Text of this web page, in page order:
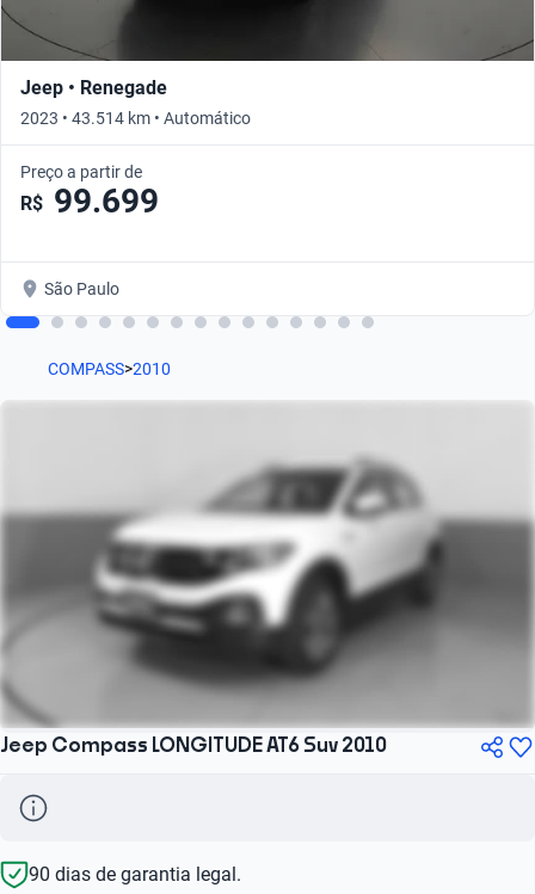
Jeep • Renegade
2023 • 43.514 km • Automático
Preço a partir de
R$ 99.699
São Paulo
COMPASS>2010
Jeep Compass LONGITUDE AT6 Suv 2010
90 dias de garantia legal.